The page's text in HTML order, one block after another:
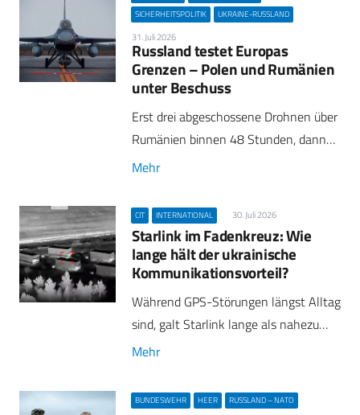
SICHERHEITSPOLITIK
UKRAINE-RUSSLAND
31. Juli 2026
Russland testet Europas
Grenzen – Polen und Rumänien
unter Beschuss
Erst drei abgeschossene Drohnen über
Rumänien binnen 48 Stunden, dann…
Mehr
CIT INTERNATIONAL 30. Juli 2026
Starlink im Fadenkreuz: Wie
lange hält der ukrainische
Kommunikationsvorteil?
Während GPS-Störungen längst Alltag
sind, galt Starlink lange als nahezu…
Mehr
BUNDESWEHR HEER RUSSLAND – NATO